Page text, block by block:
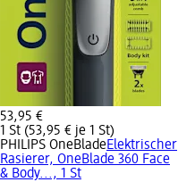
53,95 €
1 St (53,95 € je 1 St)
PHILIPS OneBladeElektrischer
Rasierer, OneBlade 360 Face
& Body..., 1 St